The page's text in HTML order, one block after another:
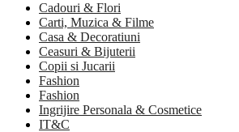
Cadouri & Flori
Carti, Muzica & Filme
Casa & Decoratiuni
Ceasuri & Bijuterii
Copii si Jucarii
Fashion
Fashion
Ingrijire Personala & Cosmetice
IT&C